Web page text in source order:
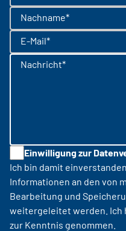
Nachname*
E-Mail*
Nachricht*
Einwilligung zur
Ich bin damit
Informationen an den von
Bearbeitung und
weitergeleitet werden. Ich
zur Kenntnis genommen.